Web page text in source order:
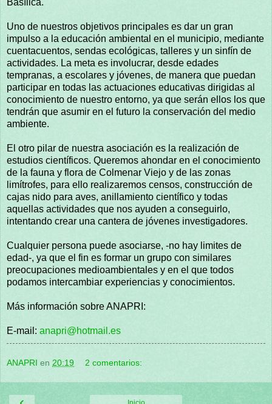
Basílica.
Uno de nuestros objetivos principales es dar un gran
impulso a la educación ambiental en el municipio, mediante
cuentacuentos, sendas ecológicas, talleres y un sinfín de
actividades. La meta es involucrar, desde edades
tempranas, a escolares y jóvenes, de manera que puedan
participar en todas las actuaciones educativas dirigidas al
conocimiento de nuestro entorno, ya que serán ellos los que
tendrán que asumir en el futuro la conservación del medio
ambiente.
El otro pilar de nuestra asociación es la realización de
estudios científicos. Queremos ahondar en el conocimiento
de la fauna y flora de Colmenar Viejo y de las zonas
limítrofes, para ello realizaremos censos, construcción de
cajas nido para aves, anillamiento científico y todas
aquellas actividades que nos ayuden a conseguirlo,
intentando crear una cantera de jóvenes investigadores.
Cualquier persona puede asociarse, -no hay limites de
edad-, ya que el fin es formar un grupo con similares
preocupaciones medioambientales y en el que todos
podamos intercambiar experiencias y conocimientos.
Más información sobre ANAPRI:
E-mail: anapri@hotmail.es
ANAPRI en 20:19 2 comentarios: